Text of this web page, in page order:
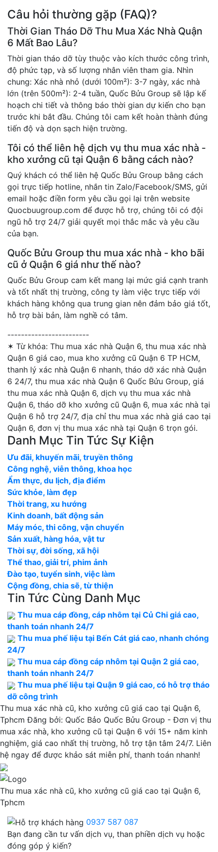
Câu hỏi thường gặp (FAQ)?
Thời Gian Tháo Dỡ Thu Mua Xác Nhà Quận
6 Mất Bao Lâu?
Thời gian tháo dỡ tùy thuộc vào kích thước công trình,
độ phức tạp, và số lượng nhân viên tham gia. Nhìn
chung: Xác nhà nhỏ (dưới 100m²): 3-7 ngày, xác nhà
lớn (trên 500m²): 2-4 tuần, Quốc Bửu Group sẽ lập kế
hoạch chi tiết và thông báo thời gian dự kiến cho bạn
trước khi bắt đầu. Chúng tôi cam kết hoàn thành đúng
tiến độ và dọn sạch hiện trường.
Tôi có thể liên hệ dịch vụ thu mua xác nhà -
kho xưởng cũ tại Quận 6 bằng cách nào?
Quý khách có thể liên hệ Quốc Bửu Group bằng cách
gọi trực tiếp hotline, nhắn tin Zalo/Facebook/SMS, gửi
email hoặc điền form yêu cầu gọi lại trên website
Quocbuugroup.com để được hỗ trợ, chúng tôi có đội
ngũ hỗ trợ 24/7 giải quyết mọi thắc mắc và yêu cầu
của bạn.
Quốc Bửu Group thu mua xác nhà - kho bãi
cũ ở Quận 6 giá như thế nào?
Quốc Bửu Group cam kết mang lại mức giá cạnh tranh
và tốt nhất thị trường, công ty làm việc trực tiếp với
khách hàng không qua trung gian nên đảm bảo giá tốt,
hỗ trợ bài bản, làm nghề có tâm.
------------------------
✶ Từ khóa: Thu mua xác nhà Quận 6, thu mua xác nhà
Quận 6 giá cao, mua kho xưởng cũ Quận 6 TP HCM,
thanh lý xác nhà Quận 6 nhanh, tháo dỡ xác nhà Quận
6 24/7, thu mua xác nhà Quận 6 Quốc Bửu Group, giá
thu mua xác nhà Quận 6, dịch vụ thu mua xác nhà
Quận 6, tháo dỡ kho xưởng cũ Quận 6, mua xác nhà tại
Quận 6 hỗ trợ 24/7, địa chỉ thu mua xác nhà giá cao tại
Quận 6, đơn vị thu mua xác nhà tại Quận 6 trọn gói.
Danh Mục Tin Tức Sự Kiện
Ưu đãi, khuyến mãi, truyền thông
Công nghệ, viễn thông, khoa học
Ẩm thực, du lịch, địa điểm
Sức khỏe, làm đẹp
Thời trang, xu hướng
Kinh doanh, bất động sản
Máy móc, thi công, vận chuyển
Sản xuất, hàng hóa, vật tư
Thời sự, đời sống, xã hội
Thể thao, giải trí, phim ảnh
Đào tạo, tuyển sinh, việc làm
Cộng đồng, chia sẽ, từ thiện
Tin Tức Cùng Danh Mục
Thu mua cáp đồng, cáp nhôm tại Củ Chi giá cao,
thanh toán nhanh 24/7
Thu mua phế liệu tại Bến Cát giá cao, nhanh chóng
24/7
Thu mua cáp đồng cáp nhôm tại Quận 2 giá cao,
thanh toán nhanh 24/7
Thu mua phế liệu tại Quận 9 giá cao, có hỗ trợ tháo
dỡ công trình
Thu mua xác nhà cũ, kho xưởng cũ giá cao tại Quận 6,
Tphcm Đăng bởi: Quốc Bảo Quốc Bửu Group - Đơn vị thu
mua xác nhà, kho xưởng cũ tại Quận 6 với 15+ năm kinh
nghiệm, giá cao nhất thị trường, hỗ trợ tận tâm 24/7. Liên
hệ ngay để được khảo sát miễn phí, thanh toán nhanh!
Thu mua xác nhà cũ, kho xưởng cũ giá cao tại Quận 6,
Tphcm
0937 587 087
Bạn đang cần tư vấn dịch vụ, than phiền dịch vụ hoặc
đóng góp ý kiến?